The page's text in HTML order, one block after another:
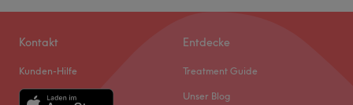
Kontakt
Kunden-Hilfe
Entdecke
Treatment Guide
Unser Blog